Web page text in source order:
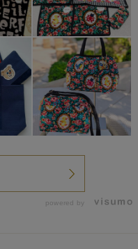
powered by